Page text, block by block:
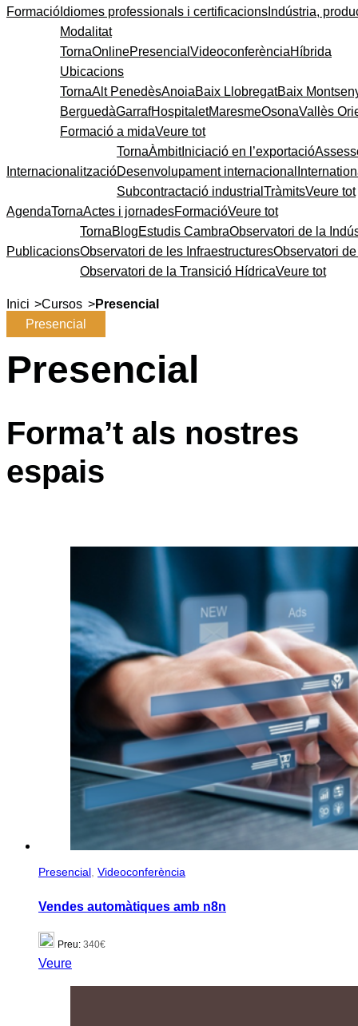
Formació Idiomes professionals i certificacions Indústria,
Modalitat
TornaOnlinePresencial VideoconferènciaHíbrida
Ubicacions
TornaAlt PenedèsAnoiaBaix LlobregatBaix
BerguedàGarrafHospitaletMaresmeOsonaVallès
Formació a midaVeure tot
Internacionalització
TornaÀmbitIniciació en l’exportació
Desenvolupament internacional
Subcontractació industrial TràmitsVeure tot
AgendaTornaActes i jornadesFormacióVeure tot
Publicacions
TornaBlogEstudis CambraObservatori de la
Observatori de les InfraestructuresObservatori
Observatori de la Transició HídricaVeure tot
Inici >Cursos >Presencial
Presencial
Presencial
Forma’t als nostres
espais
Presencial, Videoconferència
Vendes automàtiques amb n8n
Preu: 340€
Veure